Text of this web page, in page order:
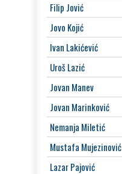
Filip Jović
Jovo Kojić
Ivan Lakićević
Uroš Lazić
Jovan Manev
Jovan Marinković
Nemanja Miletić
Mustafa Mujezinović
Lazar Pajović